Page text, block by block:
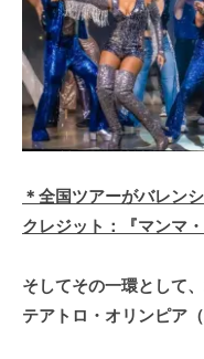
＊全国ツアーがバレンシ
クレジット：『マンマ
そしてその一環として
テアトロ・オリンピア